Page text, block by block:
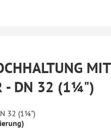
MIT
- DN 32 (1¼")
32 (1¼")